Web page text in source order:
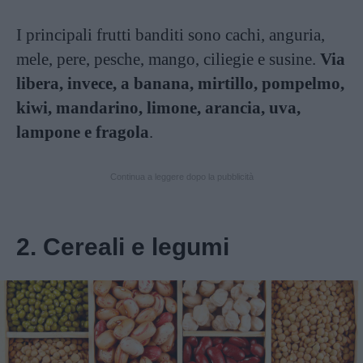
I principali frutti banditi sono cachi, anguria,
mele, pere, pesche, mango, ciliegie e susine. Via
libera, invece, a banana, mirtillo, pompelmo,
kiwi, mandarino, limone, arancia, uva,
lampone e fragola.
2. Cereali e legumi